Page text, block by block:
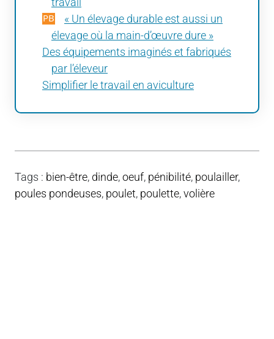
« Un élevage durable est aussi un
élevage où la main-d’œuvre dure »
Des équipements imaginés et fabriqués
par l’éleveur
Simplifier le travail en aviculture
Tags : bien-être, dinde,oeuf, pénibilité, poulailler,
poules pondeuses, poulet, poulette,volière